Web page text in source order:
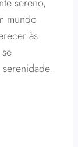
mundo
às